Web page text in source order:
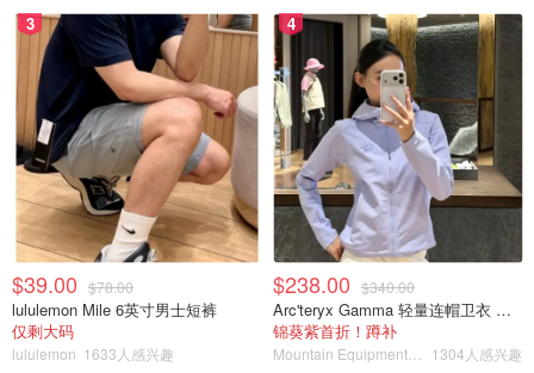
酿好的茶、空灌以及可以密封的盖子
3
$39.00 $78.00
lululemon Mile 6英寸男士短裤
仅剩大码
lululemon 1633人感兴趣
4
$238.00 $340.00
Arc'teryx Gamma 轻量连帽卫衣 女款
锦葵紫首折！蹲补
1304人感兴趣